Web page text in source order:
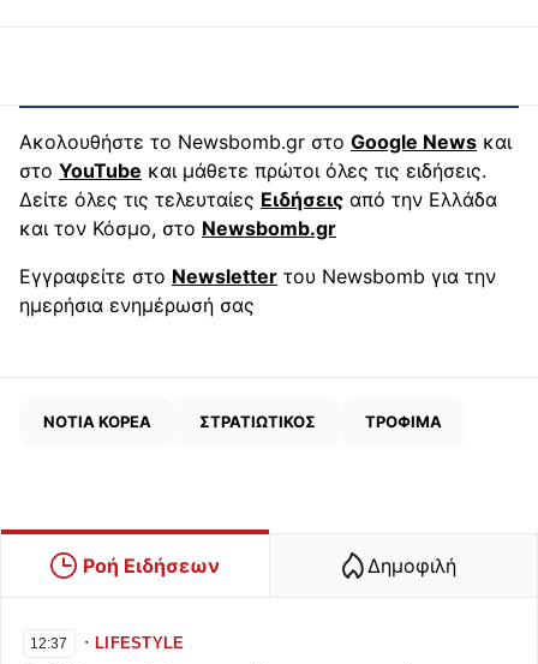
Ακολουθήστε το Newsbomb.gr στο Google News και
στο YouTube και μάθετε πρώτοι όλες τις ειδήσεις.
Δείτε όλες τις τελευταίες Ειδήσεις από την Ελλάδα
και τον Κόσμο, στο Newsbomb.gr
Εγγραφείτε στο Newsletter του Newsbomb για την
ημερήσια ενημέρωσή σας
ΝΟΤΙΑ ΚΟΡΕΑ ΣΤΡΑΤΙΩΤΙΚΟΣ ΤΡΟΦΙΜΑ
Ροή Ειδήσεων Δημοφιλή
12:37 ∙LIFESTYLE